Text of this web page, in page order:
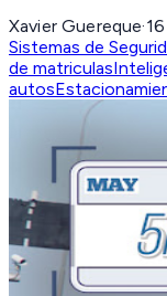
Xavier Guereque·
Sistemas de
de matriculas
autos